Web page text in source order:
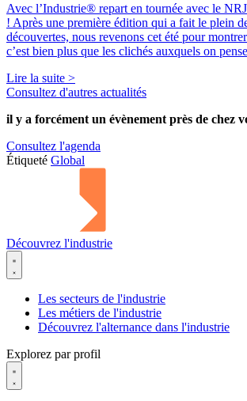
Avec l’Industrie® repart en tournée avec le
! Après une première édition qui a fait le plein
découvertes, nous revenons cet été pour
c’est bien plus que les clichés auxquels on
Lire la suite >
Consultez d'autres actualités
il y a forcément un évènement près de chez
Consultez l'agenda
Étiqueté Global
Découvrez l'industrie
Les secteurs de l'industrie
Les métiers de l'industrie
Découvrez l'alternance dans l'industrie
Explorez par profil